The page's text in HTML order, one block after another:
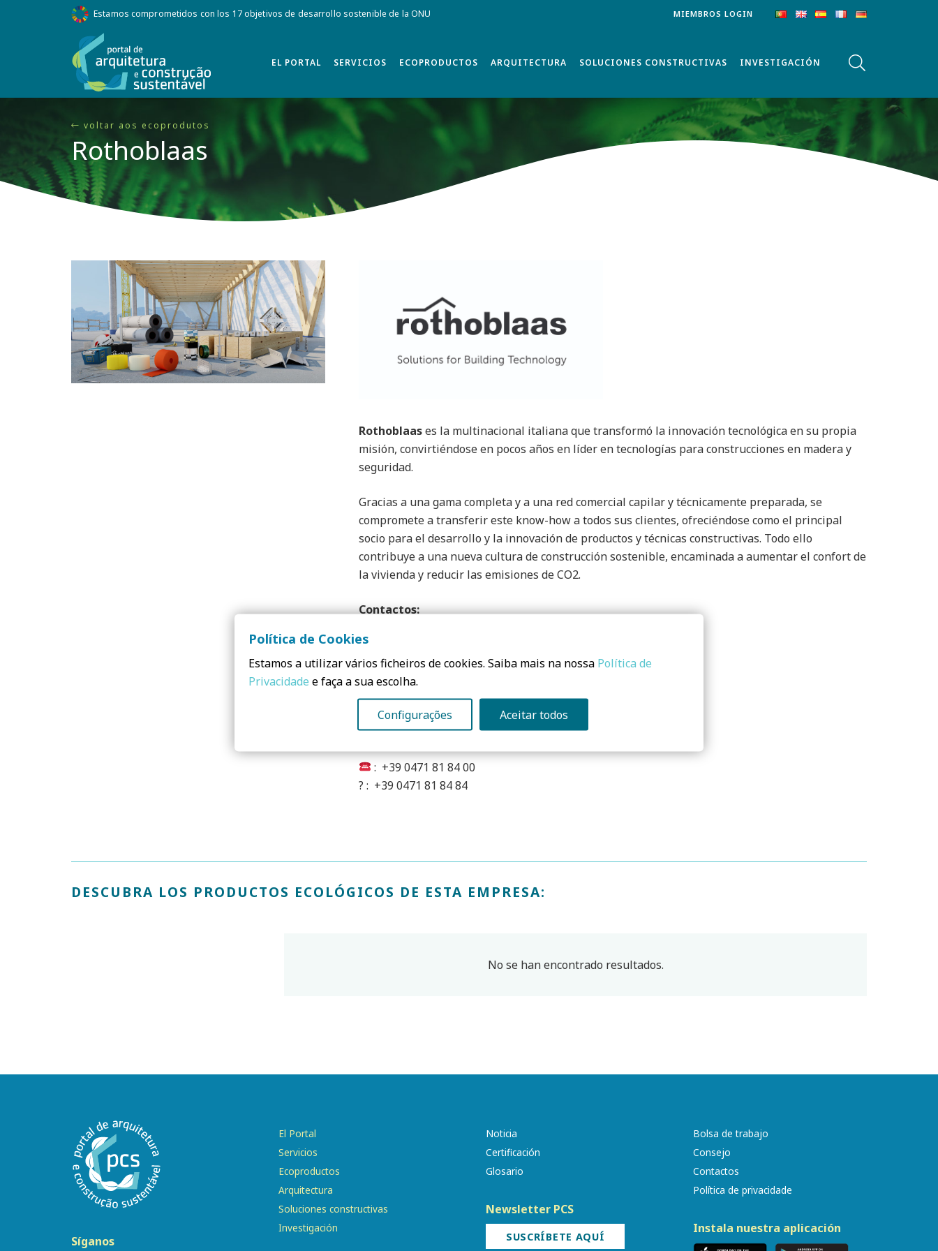
Estamos comprometidos con los 17 objetivos de desarrollo sostenible de la ONU MIEMBROS LOGIN
EL PORTAL SERVICIOS ECOPRODUCTOS ARQUITECTURA SOLUCIONES CONSTRUCTIVAS INVESTIGACIÓN
voltar aos ecoprodutos
Rothoblaas
Rothoblaases la multinacional italiana que transformó la innovación tecnológica en su propia
misión, convirtiéndose en pocos años en líder en tecnologías para construcciones en madera y
seguridad.
Gracias a una gama completa y a una red comercial capilar y técnicamente preparada, se
compromete a transferir este know-how a todos sus clientes, ofreciéndose como el principal
socio para el desarrollo y la innovación de productos y técnicas constructivas. Todo ello
contribuye a una nueva cultura de construcción sostenible, encaminada a aumentar el confort de
la vivienda y reducir las emisiones de CO2.
Contactos:
ROTHOBLAAS
Via Dell’Adige N. 2/1
39040, Cortaccia (BZ)
ITÁLIA
: +39 0471 81 84 00
? : +39 0471 81 84 84
DESCUBRA LOS PRODUCTOS ECOLÓGICOS DE ESTA EMPRESA:
No se han encontrado resultados.
Síganos
El Portal
Servicios
Ecoproductos
Arquitectura
Soluciones constructivas
Investigación
Noticia
Certificación
Glosario
Newsletter PCS
SUSCRÍBETE AQUÍ
Bolsa de trabajo
Consejo
Contactos
Política de privacidade
Instala nuestra aplicación
Política de Cookies
Estamos a utilizar vários ficheiros de cookies. Saiba mais na nossa Política de
Privacidade e faça a sua escolha.
Configurações Aceitar todos